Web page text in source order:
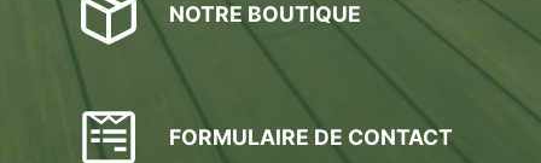
NOTRE BOUTIQUE
FORMULAIRE DE CONTACT